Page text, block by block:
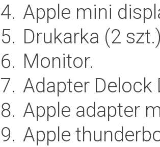
Apple mini
Drukarka (2
Monitor.
Adapter Delock
Apple adapter
Apple